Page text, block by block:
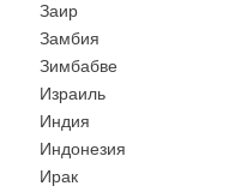
Заир
Замбия
Зимбабве
Израиль
Индия
Индонезия
Ирак